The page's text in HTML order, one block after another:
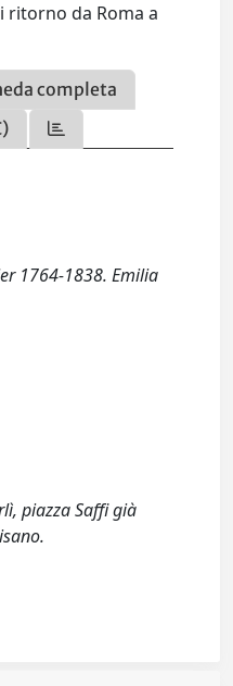
ritorno da Roma a
completa
1764-1838. Emilia
piazza Saffi già